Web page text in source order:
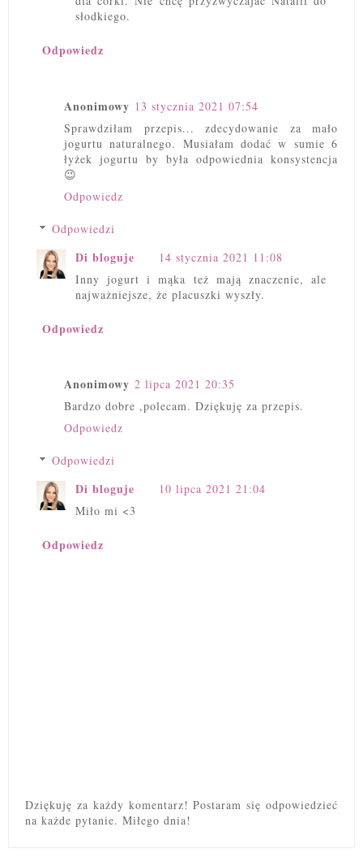
słodkiego.
Odpowiedz
Anonimowy 13 stycznia 2021 07:54
Sprawdziłam przepis... zdecydowanie za mało
jogurtu naturalnego. Musiałam dodać w sumie 6
łyżek jogurtu by była odpowiednia konsystencja
😉
Odpowiedz
Odpowiedzi
Di bloguje
14 stycznia 2021 11:08
Inny jogurt i mąka też mają znaczenie, ale
najważniejsze, że placuszki wyszły.
Odpowiedz
Anonimowy 2 lipca 2021 20:35
Bardzo dobre ,polecam. Dziękuję za przepis.
Odpowiedz
Odpowiedzi
Di bloguje
10 lipca 2021 21:04
Miło mi <3
Odpowiedz
Dziękuję za każdy komentarz! Postaram się odpowiedzieć
na każde pytanie. Miłego dnia!